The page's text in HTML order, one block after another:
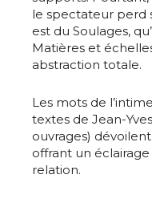
le spectateur perd
est du Soulages,
Matières et
abstraction totale.
Les mots de
textes de Jean-
ouvrages)
offrant un
relation.